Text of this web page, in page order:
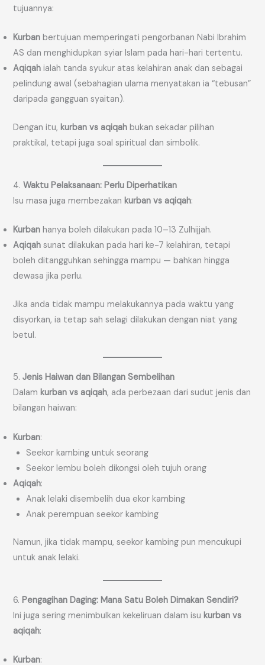
tujuannya:
Kurban bertujuan memperingati pengorbanan Nabi Ibrahim
AS dan menghidupkan syiar Islam pada hari-hari tertentu.
Aqiqah ialah tanda syukur atas kelahiran anak dan sebagai
pelindung awal (sebahagian ulama menyatakan ia “tebusan”
daripada gangguan syaitan).
Dengan itu,kurban vs aqiqah bukan sekadar pilihan
praktikal, tetapi juga soal spiritual dan simbolik.
4.Waktu Pelaksanaan: Perlu Diperhatikan
Isu masa juga membezakan kurban vs aqiqah:
Kurban hanya boleh dilakukan pada 10–13 Zulhijjah.
Aqiqah sunat dilakukan pada hari ke-7 kelahiran, tetapi
boleh ditangguhkan sehingga mampu — bahkan hingga
dewasa jika perlu.
Jika anda tidak mampu melakukannya pada waktu yang
disyorkan, ia tetap sah selagi dilakukan dengan niat yang
betul.
5.Jenis Haiwan dan Bilangan Sembelihan
Dalamkurban vs aqiqah, ada perbezaan dari sudut jenis dan
bilangan haiwan:
Kurban:
Seekor kambing untuk seorang
Seekor lembu boleh dikongsi oleh tujuh orang
Aqiqah:
Anak lelaki disembelih dua ekor kambing
Anak perempuan seekor kambing
Namun, jika tidak mampu, seekor kambing pun mencukupi
untuk anak lelaki.
6. Pengagihan Daging: Mana Satu Boleh Dimakan Sendiri?
Ini juga sering menimbulkan kekeliruan dalam isu kurban vs
aqiqah:
Kurban: